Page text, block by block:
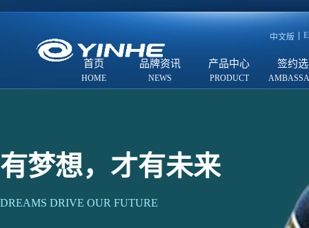
中文版
首页 品牌资讯 产品中心 签约
有梦想，才有未来
DREAMS DRIVE OUR FUTURE